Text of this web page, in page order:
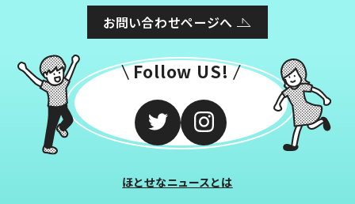
お問い合わせページへ
Follow US!
ほとせなニュースとは